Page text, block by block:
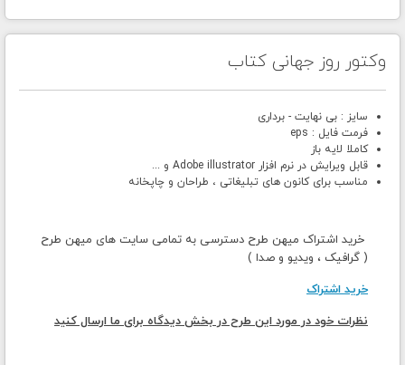
وکتور روز جهانی کتاب
سایز : بی نهایت - برداری
فرمت فایل : eps
کاملا لایه باز
قابل ویرایش در نرم افزار Adobe illustrator و ...
مناسب برای کانون های تبلیغاتی ، طراحان و چاپخانه
خرید اشتراک میهن طرح دسترسی به تمامی سایت های میهن طرح
( گرافیک ، ویدیو و صدا )
خرید اشتراک
نظرات خود در مورد این طرح در بخش دیدگاه برای ما ارسال کنید